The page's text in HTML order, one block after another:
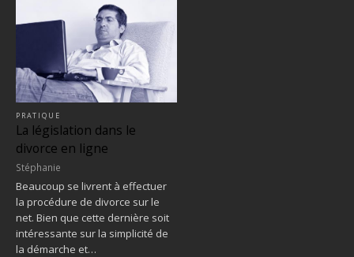
PRATIQUE
La législation dans le
divorce en ligne
Stéphanie
Beaucoup se livrent à effectuer
la procédure de divorce sur le
net. Bien que cette dernière soit
intéressante sur la simplicité de
la démarche et…